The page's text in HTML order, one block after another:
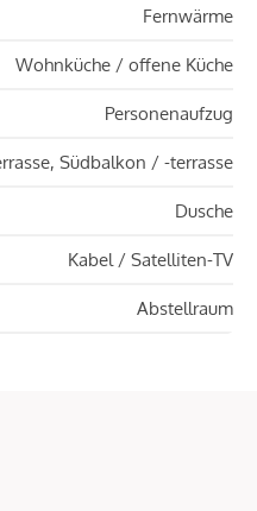
Fernwärme
Wohnküche / offene Küche
Personenaufzug
Südbalkon / -terrasse
Dusche
Kabel / Satelliten-TV
Abstellraum